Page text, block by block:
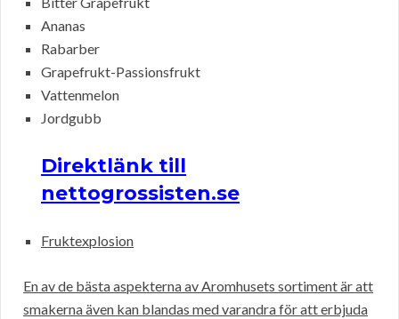
Ananas
Rabarber
Grapefrukt-Passionsfrukt
Vattenmelon
Jordgubb
Direktlänk till
nettogrossisten.se
Fruktexplosion
En av de bästa aspekterna av Aromhusets sortiment är att
smakerna även kan blandas med varandra för att erbjuda